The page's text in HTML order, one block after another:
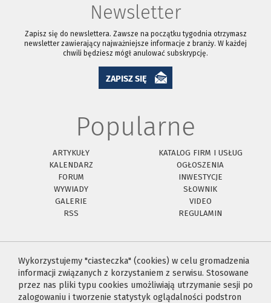
Newsletter
Zapisz się do newslettera. Zawsze na początku tygodnia otrzymasz
newsletter zawierający najważniejsze informacje z branży. W każdej
chwili będziesz mógł anulować subskrypcję.
ZAPISZ SIĘ
Popularne
ARTYKUŁY
KATALOG FIRM I USŁUG
KALENDARZ
OGŁOSZENIA
FORUM
INWESTYCJE
WYWIADY
SŁOWNIK
GALERIE
VIDEO
RSS
REGULAMIN
Wykorzystujemy "ciasteczka" (cookies) w celu gromadzenia
informacji związanych z korzystaniem z serwisu. Stosowane
przez nas pliki typu cookies umożliwiają utrzymanie sesji po
zalogowaniu i tworzenie statystyk oglądalności podstron